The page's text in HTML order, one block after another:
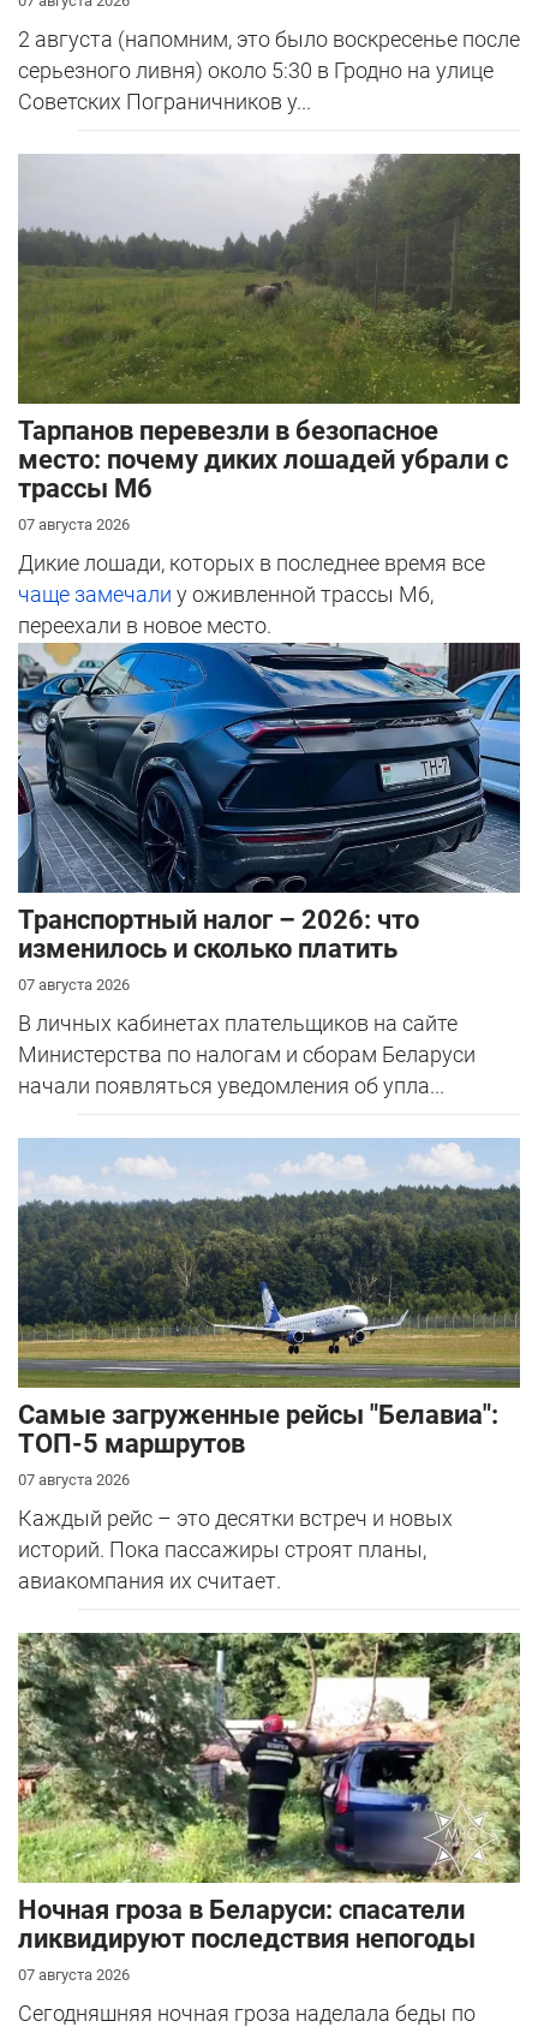
2 августа (напомним, это было воскресенье после
серьезного ливня) около 5:30 в Гродно на улице
Советских Пограничников у...
Тарпанов перевезли в безопасное
место: почему диких лошадей убрали с
трассы М6
07 августа 2026
Дикие лошади, которых в последнее время все
чаще замечали у оживленной трассы М6,
переехали в новое место.
Транспортный налог – 2026: что
изменилось и сколько платить
07 августа 2026
В личных кабинетах плательщиков на сайте
Министерства по налогам и сборам Беларуси
начали появляться уведомления об упла...
Самые загруженные рейсы "Белавиа":
ТОП-5 маршрутов
07 августа 2026
Каждый рейс – это десятки встреч и новых
историй. Пока пассажиры строят планы,
авиакомпания их считает.
Ночная гроза в Беларуси: спасатели
ликвидируют последствия непогоды
07 августа 2026
Сегодняшняя ночная гроза наделала беды по